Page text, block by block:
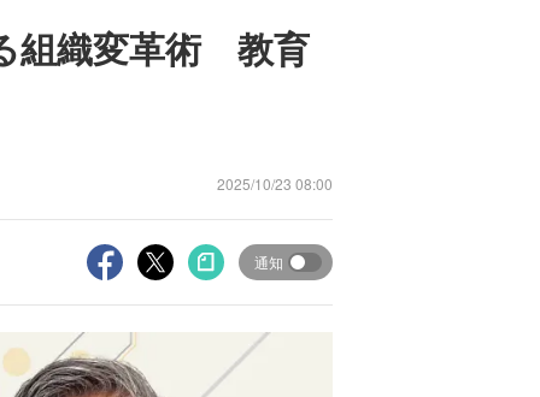
組織変革術 教育
2025/10/23 08:00
通知